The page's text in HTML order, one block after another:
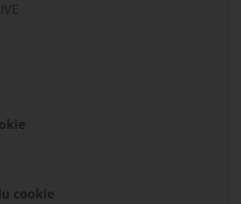
cookie